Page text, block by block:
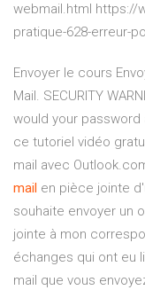
webmail.html https://
pratique-628-erreur-
Envoyer le cours
Mail. SECURITY
would your password
ce tutoriel vidéo
mail avec
mail en pièce jointe
souhaite envoyer un
jointe à mon
échanges qui ont eu
mail que vous